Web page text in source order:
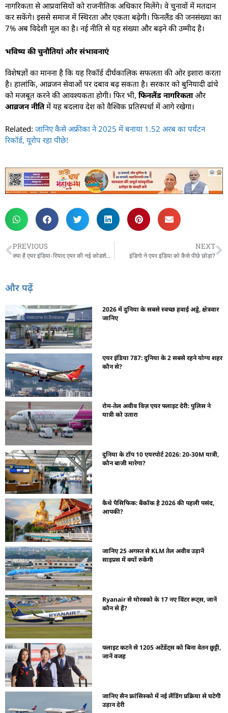
नागरिकता से आप्रवासियों को राजनीतिक अधिकार मिलेंगे। वे चुनावों में मतदान
कर सकेंगे। इससे समाज में स्थिरता और एकता बढ़ेगी। फिनलैंड की जनसंख्या का
7% अब विदेशी मूल का है। नई नीति से यह संख्या और बढ़ने की उम्मीद है।
भविष्य की चुनौतियां और संभावनाएं
विशेषज्ञों का मानना है कि यह रिकॉर्ड दीर्घकालिक सफलता की ओर इशारा करता
है। हालांकि, आव्रजन सेवाओं पर दबाव बढ़ सकता है। सरकार को बुनियादी ढांचे
को मजबूत करने की आवश्यकता होगी। फिर भी, फिनलैंड नागरिकताऔर
आव्रजन नीतिमें यह बदलाव देश को वैश्विक प्रतिस्पर्धा में आगे रखेगा।
Related: जानिए कैसे अफ्रीका ने 2025 में बनाया 1.52 अरब का पर्यटन
रिकॉर्ड, यूरोप रहा पीछे!
PREVIOUS
क्या है एयर इंडिया-रियाद एयर की नई कोडशेयर डील?
NEXT
इंडिगो ने एयर इंडिया को कैसे पीछे छोड़ा?
और पढ़ें
2026 में दुनिया के सबसे स्वच्छ हवाई अड्डे, क्षेत्रवार
जानिए
एयर इंडिया 787: दुनिया के 2 सबसे रहने योग्य शहर
कौन से?
रोम-तेल अवीव विज़ एयर फ्लाइट देरी: पुलिस ने
यात्री को उतारा
दुनिया के टॉप 10 एयरपोर्ट 2026: 20-30M यात्री,
कौन बाजी मारेगा?
कैथे पैसिफिक: बैंकॉक है 2026 की पहली पसंद,
आपकी?
जानिए 25 अगस्त से KLM तेल अवीव उड़ानें
साइप्रस में क्यों रुकेंगी
Ryanair से मोरक्को के 17 नए विंटर रूट्स, जानें
कौन से हैं?
फ्लाइट कटने से 1205 अटेंडेंट्स को बिना वेतन छुट्टी,
जानें वजह
जानिए सैन फ्रांसिस्को में नई लैंडिंग प्रक्रिया से घटेगी
उड़ान देरी